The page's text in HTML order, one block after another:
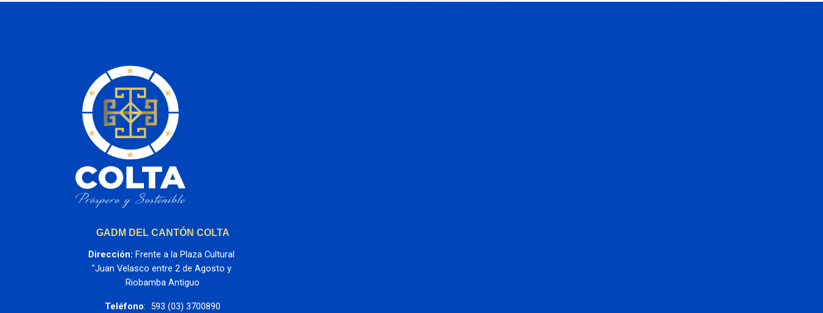
GADM DEL CANTÓN COLTA
Dirección: Frente a la Plaza Cultural
"Juan Velasco entre 2 de Agosto y
Riobamba Antiguo
Teléfono:  593 (03) 3700890